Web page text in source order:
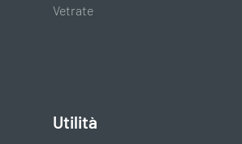
Vetrate
Utilità